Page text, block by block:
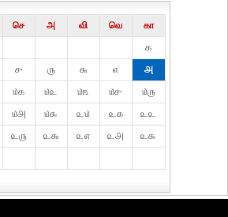
செ அ வி வெ
கா
௧
௪ ௫ ௬ ௭
௮
௰௧ ௰௨ ௰௩ ௰௪
௰௫
௰௮ ௰௯ ௨௰ ௨௧
௨௨
௨௫ ௨௬ ௨௭ ௨௮
௨௯